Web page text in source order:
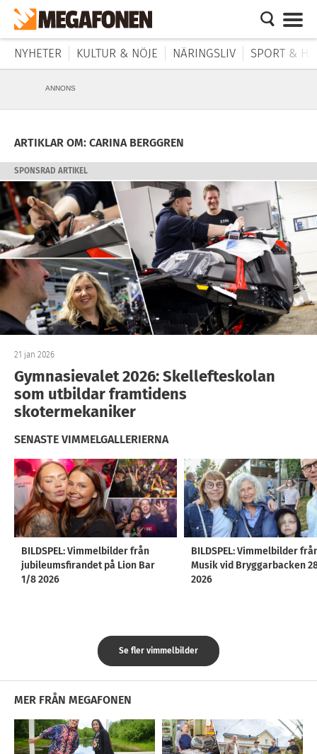
NYHETER KULTUR & NÖJE NÄRINGSLIV SPORT &
ANNONS
ARTIKLAR OM: CARINA BERGGREN
SPONSRAD ARTIKEL
21 jan 2026
Gymnasievalet 2026: Skellefteskolan
som utbildar framtidens
skotermekaniker
SENASTE VIMMELGALLERIERNA
BILDSPEL: Vimmelbilder från
jubileumsfirandet på Lion Bar
1/8 2026
BILDSPEL: Vimmelbilder
Musik vid Bryggarbacken
2026
Se fler vimmelbilder
MER FRÅN MEGAFONEN